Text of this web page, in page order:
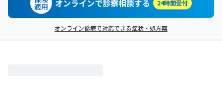
適用 オンラインで診察相談する 24時間受付
オンライン診療で対応できる症状・処方薬